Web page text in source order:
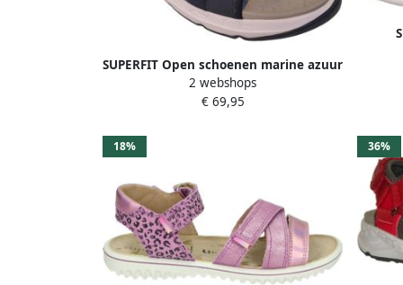
SUPERFIT Open schoenen marine azuur
2 webshops
€ 69,95
18% 36%